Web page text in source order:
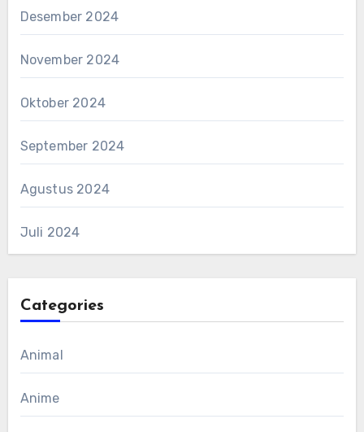
Desember 2024
November 2024
Oktober 2024
September 2024
Agustus 2024
Juli 2024
Categories
Animal
Anime